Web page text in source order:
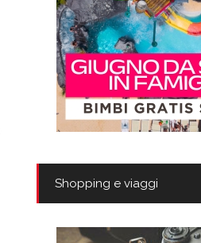
Shopping e viaggi